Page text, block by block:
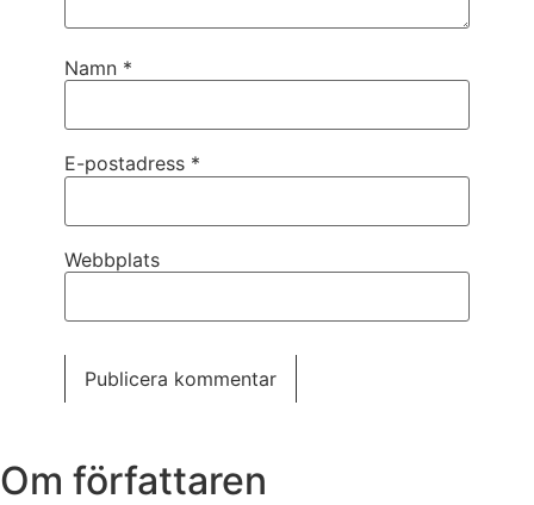
Namn *
E-postadress *
Webbplats
Om författaren